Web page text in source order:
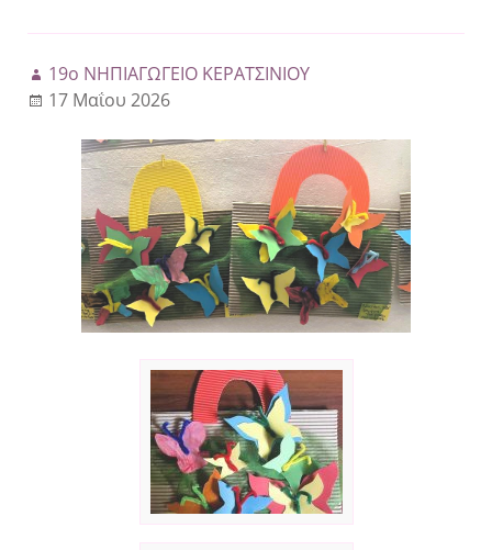
19ο ΝΗΠΙΑΓΩΓΕΙΟ ΚΕΡΑΤΣΙΝΙΟΥ
17 Μαΐου 2026